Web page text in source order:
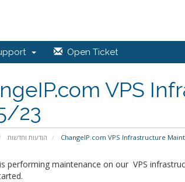
Open Ticket
VPS
23
הודעות וחדשות ChangeIP.com VPS Infrastructure
performing maintenance on our VPS